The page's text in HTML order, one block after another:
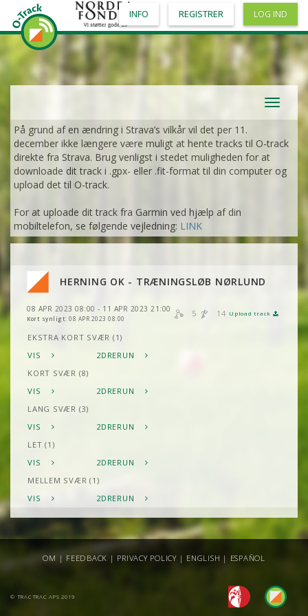
Toggle
På grund af en ændring i Strava’s vilkår vil det per 11.
december ikke længere være muligt at hente tracks til O-track
direkte fra Strava. Brug venligst i stedet muligheden for at
downloade dit track i .gpx- eller .fit-format til din computer og
upload det til O-track.
For at uploade dit track fra Garmin ved hjælp af din
mobiltelefon, se følgende vejledning: LINK
HERNING OK - TRÆNINGSLØB NØRLUND
08 APR 2023 08:00 - 11 APR 2023 21:00
Kort synligt: 08 APR 2023 08:00
5 14 Upload track
EKSTRA KORT SVÆR (1)
VIS
2DRERUN
KORT SVÆR (8)
VIS
2DRERUN
LANG SVÆR (3)
VIS
2DRERUN
LET (1)
VIS
2DRERUN
MELLEM SVÆR (1)
VIS
2DRERUN
INFO REGISTRER LOG IND
© TRACTRAC APS 2019
OM | FEEDBACK | PRIVACY POLICY| ENGLISH | ESPAÑOL